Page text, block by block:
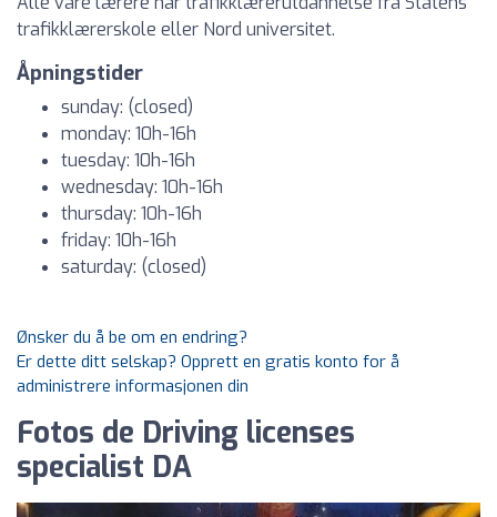
trafikklærerskole eller Nord universitet.
Åpningstider
sunday: (closed)
monday: 10h-16h
tuesday: 10h-16h
wednesday: 10h-16h
thursday: 10h-16h
friday: 10h-16h
saturday: (closed)
Ønsker du å be om en endring?
Er dette ditt selskap? Opprett en gratis konto for å
administrere informasjonen din
Fotos de Driving licenses
specialist DA